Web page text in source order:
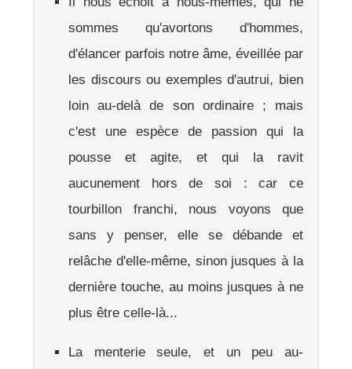
sommes qu'avortons d'hommes,
d'élancer parfois notre âme, éveillée par
les discours ou exemples d'autrui, bien
loin au-delà de son ordinaire ; mais
c'est une espèce de passion qui la
pousse et agite, et qui la ravit
aucunement hors de soi : car ce
tourbillon franchi, nous voyons que
sans y penser, elle se débande et
relâche d'elle-même, sinon jusques à la
dernière touche, au moins jusques à ne
plus être celle-là...
La menterie seule, et un peu au-